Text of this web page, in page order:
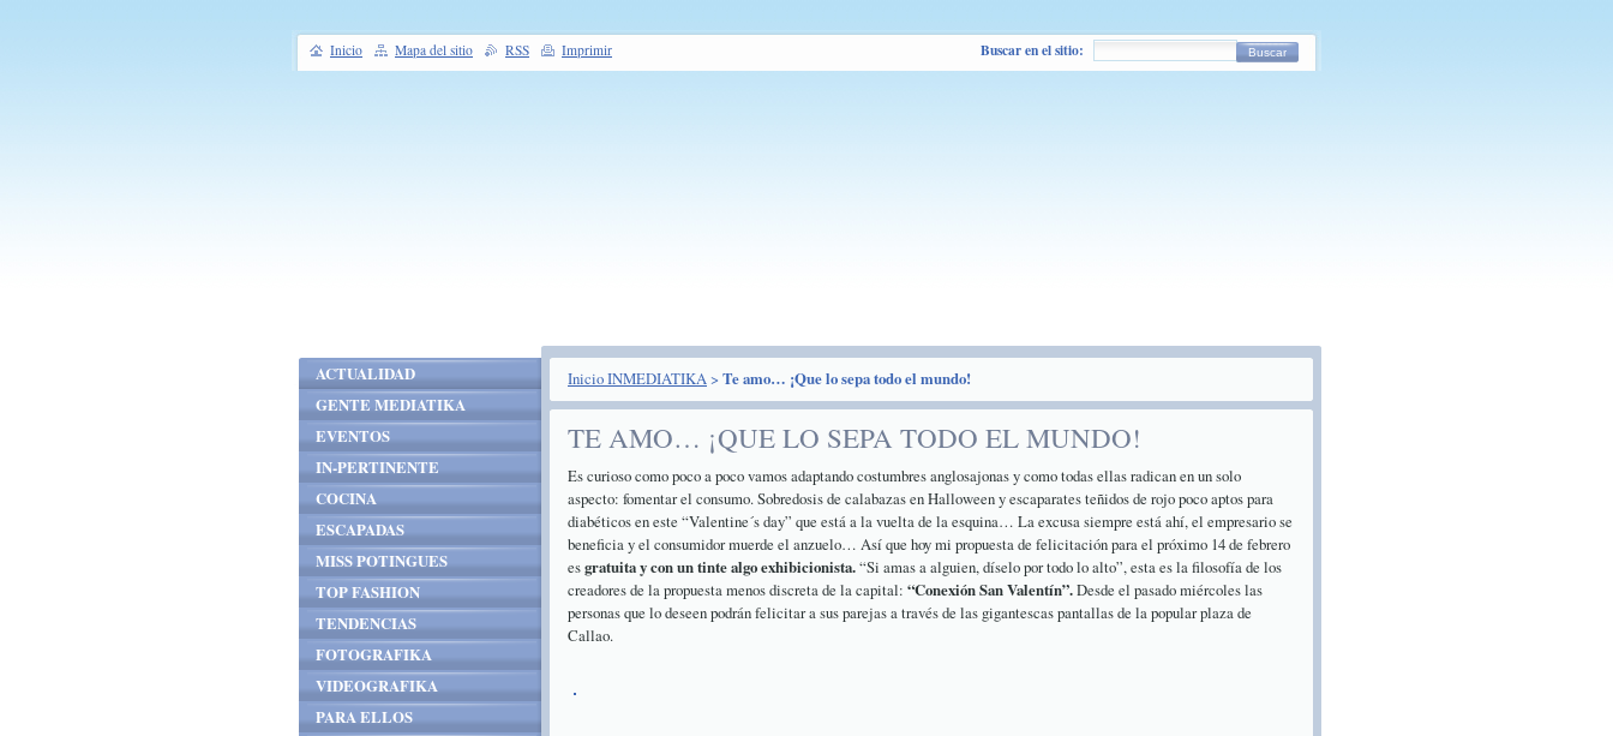
Inicio INMEDIATIKA> Te amo… ¡Que lo sepa todo el mundo!
TE AMO… ¡QUE LO SEPA TODO EL MUNDO!
Es curioso como poco a poco vamos adaptando costumbres anglosajonas y como todas ellas radican en un solo
aspecto: fomentar el consumo. Sobredosis de calabazas en Halloween y escaparates teñidos de rojo poco aptos para
diabéticos en este “Valentine´s day” que está a la vuelta de la esquina… La excusa siempre está ahí, el empresario se
beneficia y el consumidor muerde el anzuelo… Así que hoy mi propuesta de felicitación para el próximo 14 de febrero
esgratuita y con un tinte algo exhibicionista.“Si amas a alguien, díselo por todo lo alto”, esta es la filosofía de los
creadores de la propuesta menos discreta de la capital: “Conexión San Valentín”.Desde el pasado miércoles las
personas que lo deseen podrán felicitar a sus parejas a través de las gigantescas pantallas de la popular plaza de
Callao.
ACTUALIDAD
GENTE MEDIATIKA
EVENTOS
IN-PERTINENTE
COCINA
ESCAPADAS
MISS POTINGUES
TOP FASHION
TENDENCIAS
FOTOGRAFIKA
VIDEOGRAFIKA
PARA ELLOS
Inicio Mapa del sitio RSS Imprimir Buscar en el sitio: Buscar